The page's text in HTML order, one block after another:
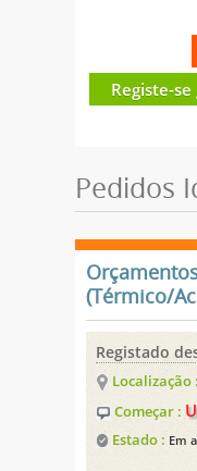
Registe-
Pedidos
(Térmico/
Registado
Localização :
Começar :
Estado : Em